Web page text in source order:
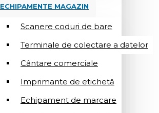
ECHIPAMENTE MAGAZIN
Scanere coduri de bare
Terminale de colectare a datelor
Cântare comerciale
Imprimante de etichetă
Echipament de marcare